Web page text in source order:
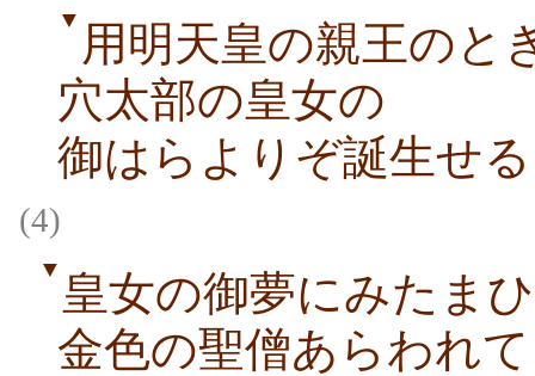
▼ 用明天皇の親王のと
穴太部の皇女の
御はらよりぞ誕生せる
(4)
▼ 皇女の御夢にみたま
金色の聖僧あらわれて